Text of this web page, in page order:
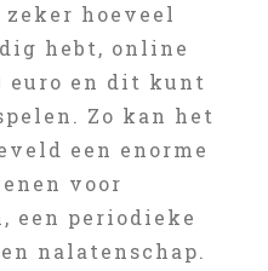
hoeveel
hebt, online
euro en dit kunt
Zo kan het
een enorme
voor
een periodieke
nalatenschap.